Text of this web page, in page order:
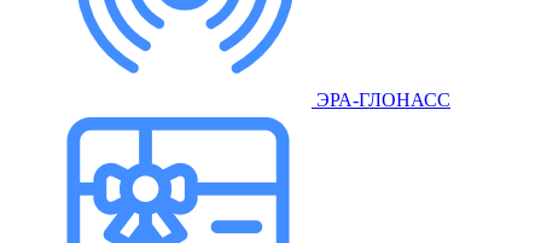
ЭРА-ГЛОНАСС